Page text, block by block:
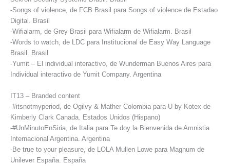
-Songs of violence, de FCB Brasil para Songs of violence de Estadao
Digital. Brasil
-Wifialarm, de Grey Brasil para Wifialarm de Wifialarm. Brasil
-Words to watch, de LDC para Institucional de Easy Way Language
Brasil. Brasil
-Yumit – El individual interactivo, de Wunderman Buenos Aires para
Individual interactivo de Yumit Company. Argentina
IT13 – Branded content
-#itsnotmyperiod, de Ogilvy & Mather Colombia para U by Kotex de
Kimberly Clark Canada. Estados Unidos (Hispano)
-#UnMinutoEnSiria, de Italia para Te doy la Bienvenida de Amnistia
Internacional Argentina. Argentina
-Be true to your pleasure, de LOLA Mullen Lowe para Magnum de
Unilever España. España